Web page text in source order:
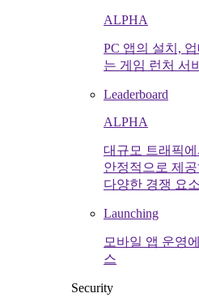
ALPHA
PC 앱의 설치,
는 게임 런처 서
Leaderboard
ALPHA
대규모 트래픽
안정적으로 제
다양한 경쟁 요
Launching
모바일 앱 운영
스
Security